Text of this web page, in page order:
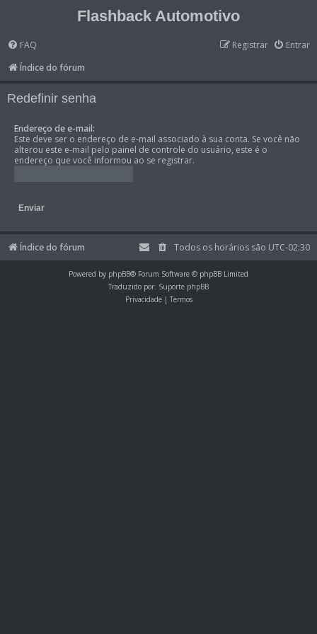
Flashback Automotivo
FAQ Entrar
Registrar
Índice do fórum
Redefinir senha
Endereço de e-mail:
Este deve ser o endereço de e-mail associado à sua conta. Se você não
alterou este e-mail pelo painel de controle do usuário, este é o
endereço que você informou ao se registrar.
Índice do fórum Todos os horários são UTC-02:30
Powered by phpBB® Forum Software © phpBB Limited
Traduzido por: Suporte phpBB
Privacidade| Termos